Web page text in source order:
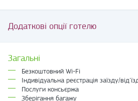
Додаткові опції готелю
Загальні
Безкоштовний Wi-Fi
Індивідуальна реєстрація заїзду/
Послуги консьєржа
Зберігання багажу